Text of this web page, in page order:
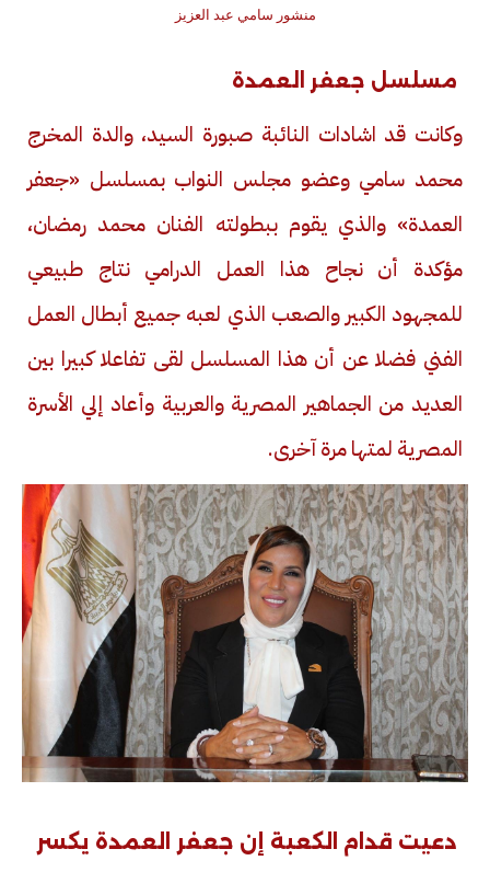
منشور سامي عبد العزيز
مسلسل جعفر العمدة
وكانت قد اشادات النائبة صبورة السيد، والدة المخرج
محمد سامي وعضو مجلس النواب بمسلسل «جعفر
العمدة» والذي يقوم ببطولته الفنان محمد رمضان،
مؤكدة أن نجاح هذا العمل الدرامي نتاج طبيعي
للمجهود الكبير والصعب الذي لعبه جميع أبطال العمل
الفني فضلا عن أن هذا المسلسل لقى تفاعلا كبيرا بين
العديد من الجماهير المصرية والعربية وأعاد إلي الأسرة
المصرية لمتها مرة آخرى.
دعيت قدام الكعبة إن جعفر العمدة يكسر